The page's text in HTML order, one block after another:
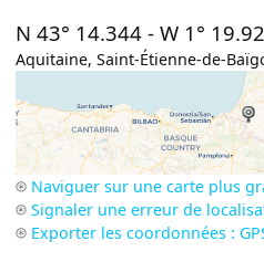
N 43° 14.344 -W 1°
Aquitaine,Saint-Étienne-de-
Naviguer sur une carte plus
Signaler une erreur de
Exporter les coordonnées :